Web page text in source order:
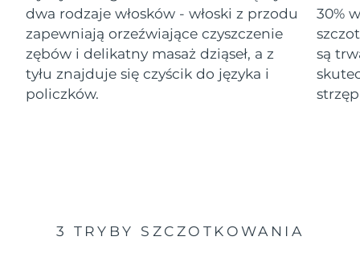
dwa rodzaje włosków - włoski z przodu
zapewniają orzeźwiające czyszczenie
zębów i delikatny masaż dziąseł, a z
tyłu znajduje się czyścik do języka i
policzków.
30%
są
3 TRYBY SZCZOTKOWANIA
Izrael
Oczekiwany czas dostawy
Włochy
Oczekiwany czas dostawy
8/12/26
Kazachstan
8/14/26